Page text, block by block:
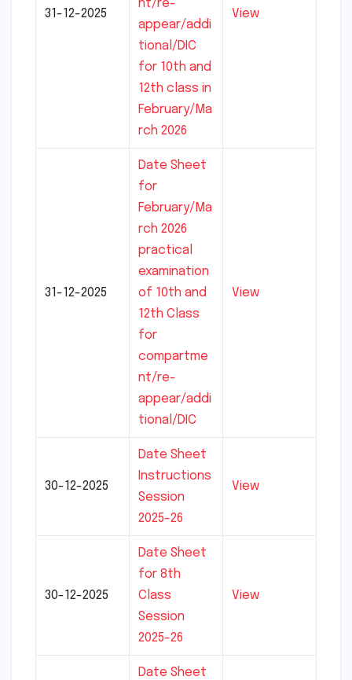
31-12-2025
nt/re-
appear/addi
tional/DIC
for 10th and
12th class in
February/Ma
rch 2026
View
31-12-2025
Date Sheet
for
February/Ma
rch 2026
practical
examination
of 10th and
12th Class
for
compartme
nt/re-
appear/addi
tional/DIC
View
30-12-2025
Date Sheet
Instructions
Session
2025-26
View
30-12-2025
Date Sheet
for 8th
Class
Session
2025-26
View
Date Sheet